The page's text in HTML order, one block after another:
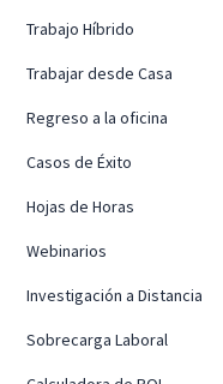
Trabajo Híbrido
Trabajar desde Casa
Regreso a la oficina
Casos de Éxito
Hojas de Horas
Webinarios
Investigación a Distancia
Sobrecarga Laboral